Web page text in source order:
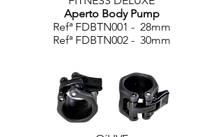
Aperto Body Pump
Refª FDBTN001 - 28mm
Refª FDBTN002 - 30mm